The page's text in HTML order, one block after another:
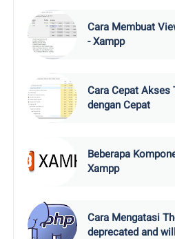
Cara Membuat
- Xampp
Cara Cepat Akses
dengan Cepat
Beberapa
Xampp
Cara Mengatasi
deprecated and